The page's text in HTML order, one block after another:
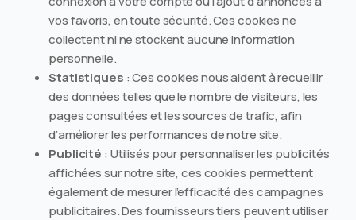
vos favoris, en toute sécurité. Ces cookies ne
collectent ni ne stockent aucune information
personnelle.
Statistiques : Ces cookies nous aident à recueillir
des données telles que le nombre de visiteurs, les
pages consultées et les sources de trafic, afin
d’améliorer les performances de notre site.
Publicité : Utilisés pour personnaliser les publicités
affichées sur notre site, ces cookies permettent
également de mesurer l’efficacité des campagnes
publicitaires. Des fournisseurs tiers peuvent utiliser